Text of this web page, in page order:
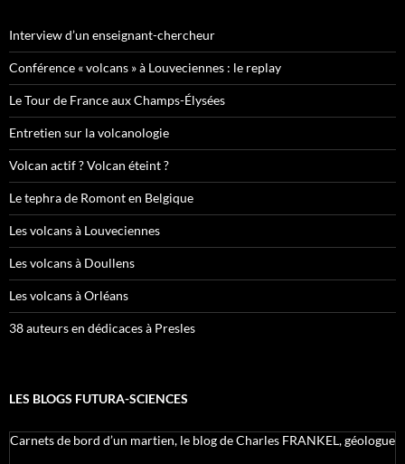
Interview d’un enseignant-chercheur
Conférence « volcans » à Louveciennes : le replay
Le Tour de France aux Champs-Élysées
Entretien sur la volcanologie
Volcan actif ? Volcan éteint ?
Le tephra de Romont en Belgique
Les volcans à Louveciennes
Les volcans à Doullens
Les volcans à Orléans
38 auteurs en dédicaces à Presles
LES BLOGS FUTURA-SCIENCES
Carnets de bord d’un martien, le blog de Charles FRANKEL, géologue